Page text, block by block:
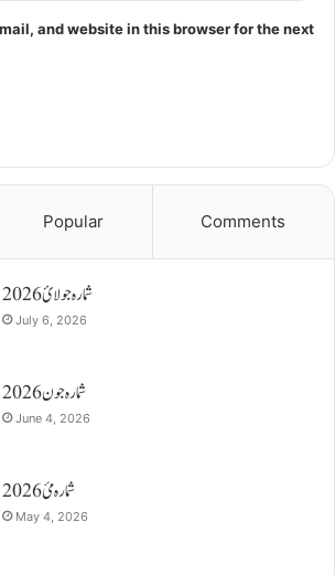
and website in this browser for the next
Popular Comments
شمارہ جولائ 2026
July 6, 2026
شمارہ جون 2026
June 4, 2026
شمارہ مئ 2026
May 4, 2026